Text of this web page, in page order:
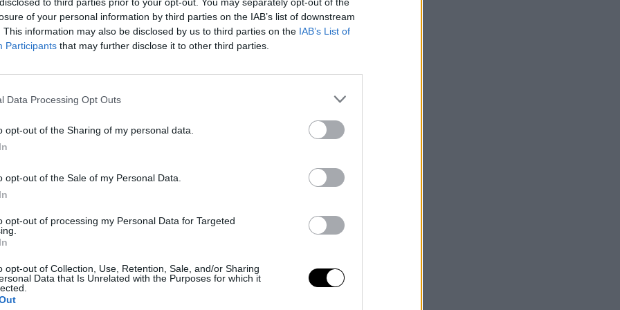
of your personal information by third parties on the IAB’s list of downstream
This information may also be disclosed by us to third parties on the IAB’s List of
Participants that may further disclose it to other third parties.
Data Processing Opt Outs
opt-out of the Sharing of my personal data.
opt-out of the Sale of my Personal Data.
opt-out of processing my Personal Data for Targeted
opt-out of Collection, Use, Retention, Sale, and/or Sharing
Data that Is Unrelated with the Purposes for which it
06 FEB 2026
Μος
ROYALS
δεκαετία του ’60 με vintage παλτό